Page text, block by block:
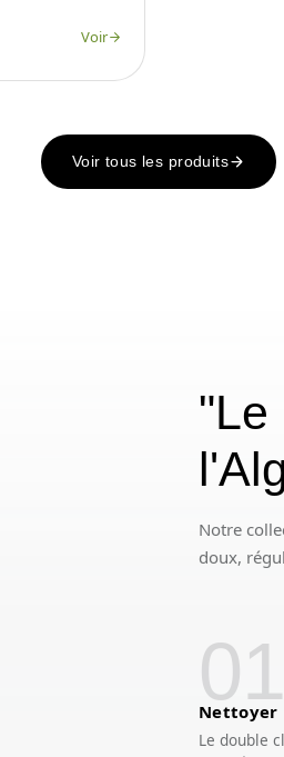
Voir
Voir tous les produits
"Le
Notre
doux,
01
Nettoyer
Le double